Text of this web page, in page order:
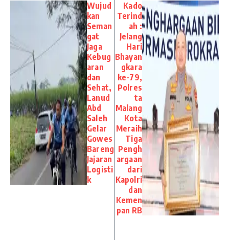
Wujud
kan
Seman
gat
Jaga
Kebug
aran
dan
Sehat,
Lanud
Abd
Saleh
Gelar
Gowes
Bareng
Jajaran
Logisti
k
Kado
Terind
ah :
Jelang
Hari
Bhayan
gkara
ke-79,
Polres
ta
Malang
Kota
Meraih
Tiga
Pengh
argaan
dari
Kapolri
dan
Kemen
pan RB